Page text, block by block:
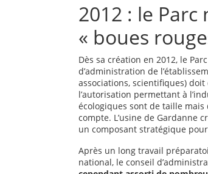
2012 : le
« boues
Dès sa création en 2012, le
d’administration de
associations, scientifiques)
l’autorisation permettant à
écologiques sont de taille
compte. L’usine de Gardanne
un composant stratégique
Après un long travail
national, le conseil